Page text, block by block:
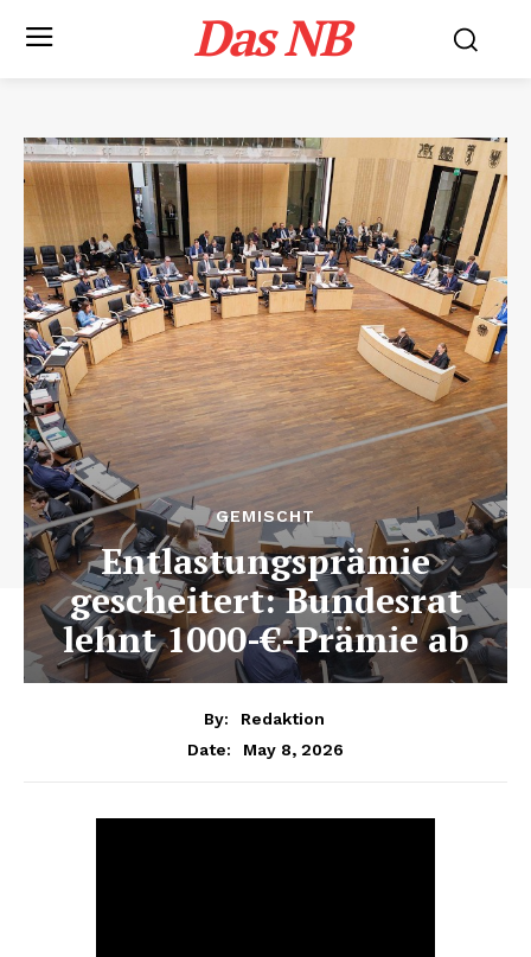
Das NB
GEMISCHT
Entlastungsprämie
gescheitert: Bundesrat
lehnt 1000-€-Prämie ab
By:
Redaktion
Date:
May 8, 2026